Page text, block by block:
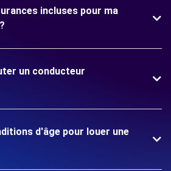
incluses pour ma
un conducteur
d'âge pour louer une